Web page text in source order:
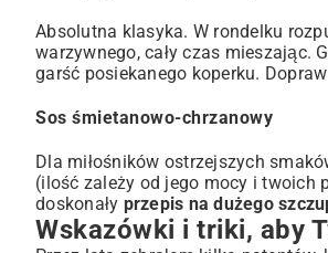
Absolutna klasyka. W rondelku
warzywnego, cały czas mieszając.
garść posiekanego koperku.
Sos śmietanowo-chrzanowy
Dla miłośników ostrzejszych
(ilość zależy od jego mocy i twoich
doskonały przepis na dużego
Wskazówki i triki, aby